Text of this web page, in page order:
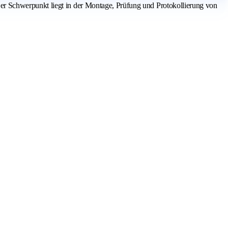
Schwerpunkt liegt in der Montage, Prüfung und Protokollierung von